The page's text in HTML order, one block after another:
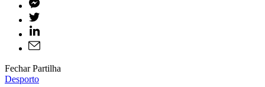
Fechar Partilha
Desporto